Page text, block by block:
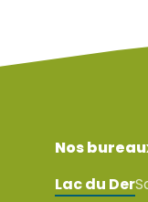
Nos
Lac du Der